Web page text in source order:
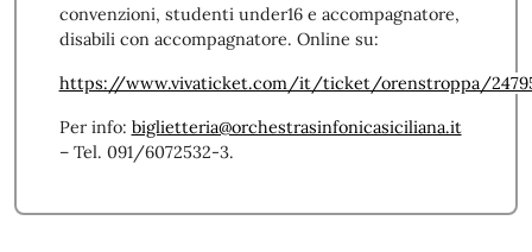
convenzioni, studenti under16 e accompagnatore,
disabili con accompagnatore. Online su:
https://www.vivaticket.com/it/ticket/orenstroppa/
Per info: biglietteria@orchestrasinfonicasiciliana.it
– Tel. 091/6072532-3.